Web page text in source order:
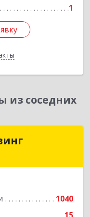
1
из соседних
1040
Подробнее